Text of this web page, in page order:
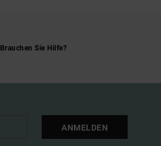
Brauchen Sie Hilfe?
ANMELDEN